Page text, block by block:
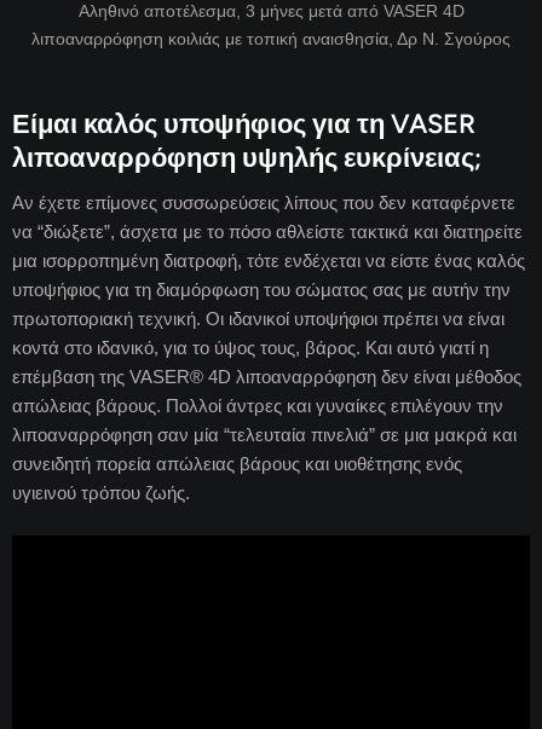
Αληθινό αποτέλεσμα, 3 μήνες μετά από VASER 4D
λιποαναρρόφηση κοιλιάς με τοπική αναισθησία, Δρ Ν. Σγούρος
Είμαι καλός υποψήφιος για τη VASER
λιποαναρρόφηση υψηλής ευκρίνειας;
Αν έχετε επίμονες συσσωρεύσεις λίπους που δεν καταφέρνετε
να “διώξετε”, άσχετα με το πόσο αθλείστε τακτικά και διατηρείτε
μια ισορροπημένη διατροφή, τότε ενδέχεται να είστε ένας καλός
υποψήφιος για τη διαμόρφωση του σώματος σας με αυτήν την
πρωτοποριακή τεχνική. Οι ιδανικοί υποψήφιοι πρέπει να είναι
κοντά στο ιδανικό, για το ύψος τους, βάρος. Και αυτό γιατί η
επέμβαση της VASER® 4D λιποαναρρόφηση δεν είναι μέθοδος
απώλειας βάρους. Πολλοί άντρες και γυναίκες επιλέγουν την
λιποαναρρόφηση σαν μία “τελευταία πινελιά” σε μια μακρά και
συνειδητή πορεία απώλειας βάρους και υιοθέτησης ενός
υγιεινού τρόπου ζωής.